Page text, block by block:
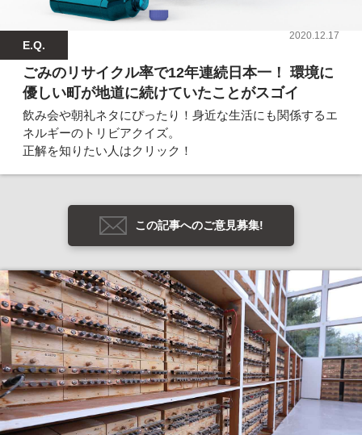
E.Q.
2020.12.17
ごみのリサイクル率で12年連続日本一！ 環境に
優しい町が地道に続けていたことがスゴイ
飲み会や朝礼ネタにぴったり！身近な生活にも関係するエ
ネルギーのトリビアクイズ。
正解を知りたい人はクリック！
この記事へのご意見募集!